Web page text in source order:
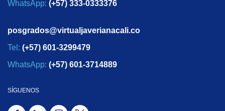
WhatsApp: (+57) 333-0333376
posgrados@virtualjaverianacali.co
Tel: (+57) 601-3299479
WhatsApp: (+57) 601-3714889
SÍGUENOS